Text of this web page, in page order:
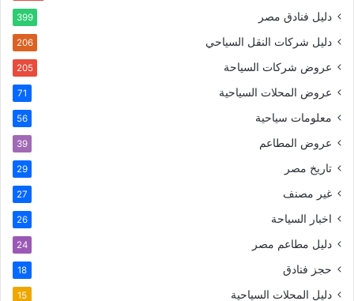
دليل فنادق مصر 399
دليل شركات النقل السياحي 206
عروض شركات السياحة 205
عروض المحلات السياحية 71
معلومات سياحية 56
عروض المطاعم 39
تاريخ مصر 29
غير مصنف 27
اخبار السياحة 26
دليل مطاعم مصر 24
حجز فنادق 18
دليل المحلات السياحية 15